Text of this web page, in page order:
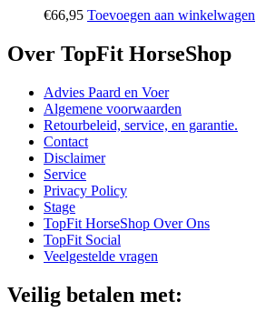
€66,95 Toevoegen aan winkelwagen
Over TopFit HorseShop
Advies Paard en Voer
Algemene voorwaarden
Retourbeleid, service, en garantie.
Contact
Disclaimer
Service
Privacy Policy
Stage
TopFit HorseShop Over Ons
TopFit Social
Veelgestelde vragen
Veilig betalen met: